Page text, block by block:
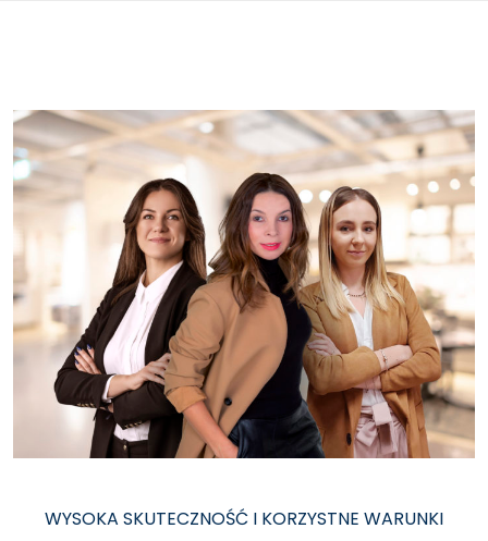
WYSOKA SKUTECZNOŚĆ I KORZYSTNE WARUNKI